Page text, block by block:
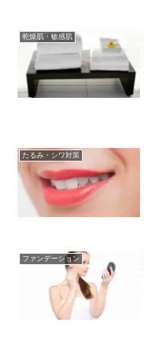
乾燥肌・敏感肌
たるみ・シワ対策
ファンデーション